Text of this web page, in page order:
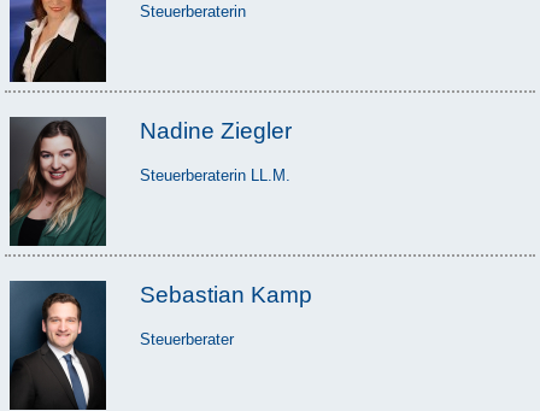
Steuerberaterin
Nadine Ziegler
Steuerberaterin LL.M.
Sebastian Kamp
Steuerberater